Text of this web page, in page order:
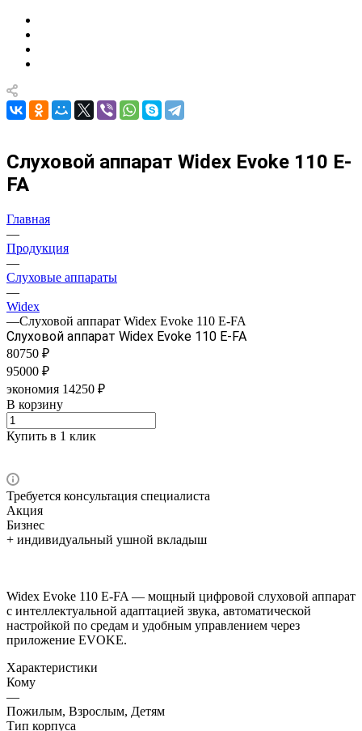
Слуховой аппарат Widex Evoke 110 E-
FA
Главная
—
Продукция
—
Слуховые аппараты
—
Widex
—Слуховой аппарат Widex Evoke 110 E-FA
Слуховой аппарат Widex Evoke 110 E-FA
80750 ₽
95000 ₽
экономия 14250 ₽
В корзину
Купить в 1 клик
Требуется консультация специалиста
Акция
Бизнес
+ индивидуальный ушной вкладыш
Widex Evoke 110 E-FA — мощный цифровой слуховой аппарат
с интеллектуальной адаптацией звука, автоматической
настройкой по средам и удобным управлением через
приложение EVOKE.
Характеристики
Кому
—
Пожилым, Взрослым, Детям
Тип корпуса